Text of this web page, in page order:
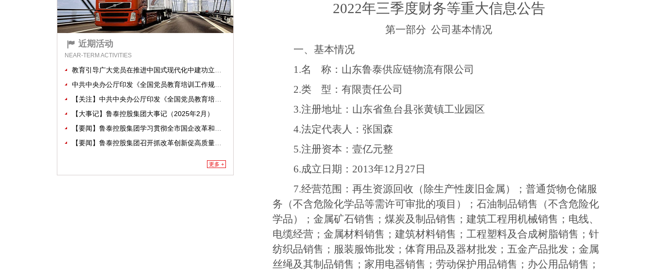
近期活动
NEAR-TERM ACTIVITIES
教育引导广大党员在推进中国式现代化中建功立业——中央组织部负责人就《全国党员教育培训工作规划（2024－2028年）》答记者问
中共中央办公厅印发《全国党员教育培训工作规划（2024－2028年）》
【关注】中共中央办公厅印发《全国党员教育培训工作规划（2024－2028年）》
【大事记】鲁泰控股集团大事记（2025年2月）
【要闻】鲁泰控股集团学习贯彻全市国企改革和监管工作会议精神
【要闻】鲁泰控股集团召开抓改革创新促高质量发展大会
更多 +
2022年三季度财务等重大信息公告
第一部分 公司基本情况
一、基本情况
1.名
称：山东鲁泰供应链物流有限公司
2.类
型：有限责任公司
3.注册地址：山东省鱼台县张黄镇工业园区
4.法定代表人：张国森
5.注册资本：壹亿元整
6.成立日期： 2013年12月 27 日
7.经营范围：再生资源回收（除生产性废旧金属）；普通货物仓储服
务（不含危险化学品等需许可审批的项目）；石油制品销售（不含危险化
学品）；金属矿石销售；煤炭及制品销售；建筑工程用机械销售；电线、
电缆经营；金属材料销售；建筑材料销售；工程塑料及合成树脂销售；针
纺织品销售；服装服饰批发；体育用品及器材批发；五金产品批发；金属
丝绳及其制品销售；家用电器销售；劳动保护用品销售；办公用品销售；